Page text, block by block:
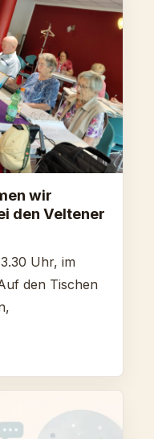
wir
den Veltener
Uhr, im
den Tischen